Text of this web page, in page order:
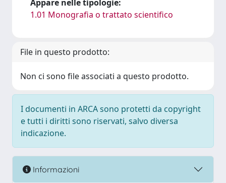
Appare nelle tipologie:
1.01 Monografia o trattato scientifico
File in questo prodotto:
Non ci sono file associati a questo prodotto.
I documenti in ARCA sono protetti da copyright
e tutti i diritti sono riservati, salvo diversa
indicazione.
Informazioni